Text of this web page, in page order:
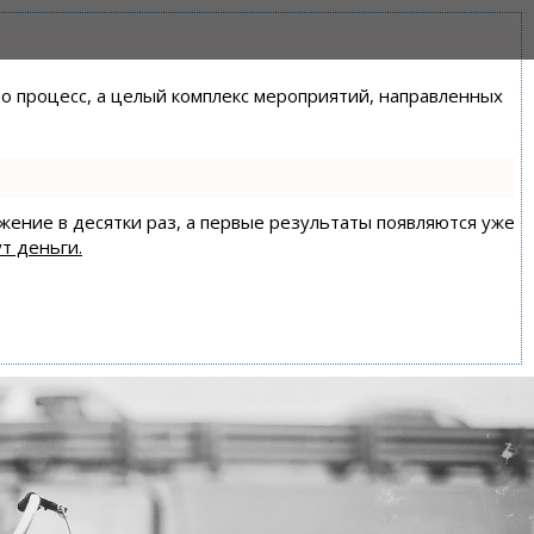
процесс, а целый комплекс мероприятий, направленных
в десятки раз, а первые результаты появляются уже
деньги.